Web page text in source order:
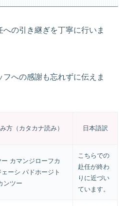
の引き継ぎを丁寧に行いま
への感謝も忘れずに伝えま
方（カタカナ読み） 日本語訳
ー カマンジローフカ
ェーシ パドホージト
ンツー
こちらでの
赴任が終わ
りに近づい
ています。